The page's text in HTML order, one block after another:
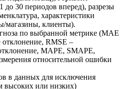
до 30 периодов вперед), разрезы
характеристики
магазины, клиенты).
по выбранной метрике (MAE
отклонение, RMSE –
MAPE, SMAPE,
относительной ошибки
в данных для исключения
высоких или низких)